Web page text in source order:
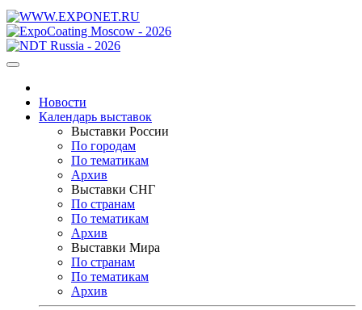
Новости
Календарь выставок
Выставки России
По городам
По тематикам
Архив
Выставки СНГ
По странам
По тематикам
Архив
Выставки Мира
По странам
По тематикам
Архив